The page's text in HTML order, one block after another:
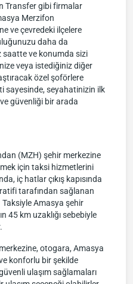
Transfer gibi firmalar
Merzifon
ve çevredeki ilçelere
daha da
saatte ve konumda sizi
veya istediğiniz diğer
özel şoförlere
sayesinde, seyahatinizin ilk
güvenliği bir arada
(MZH) şehir merkezine
için taksi hizmetlerini
iç hatlar çıkış kapısında
tarafından sağlanan
Amasya şehir
45 km uzaklığı sebebiyle
otogara, Amasya
konforlu bir şekilde
ulaşım sağlamaları